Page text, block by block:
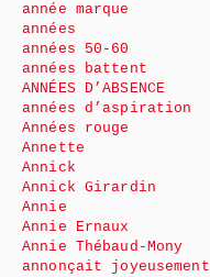
année marque
années
années 50-60
années battent
ANNÉES D’ABSENCE
années d’aspiration
Années rouge
Annette
Annick
Annick Girardin
Annie
Annie Ernaux
Annie Thébaud-Mony
annonçait joyeusement